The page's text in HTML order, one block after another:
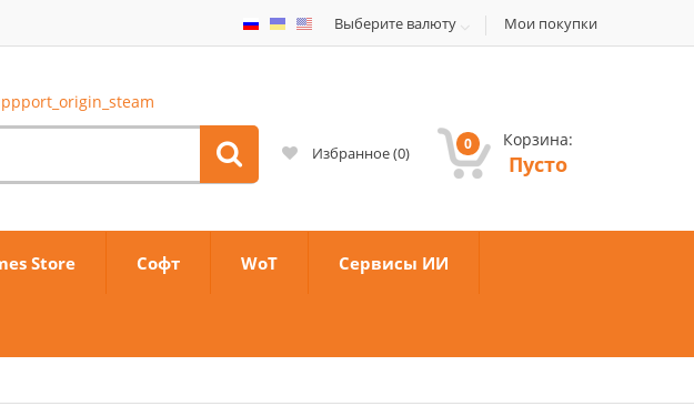
Выберите валюту Мои покупки
Избранное(0) 0 Корзина:
Пусто
Store Софт WoT Сервисы ИИ